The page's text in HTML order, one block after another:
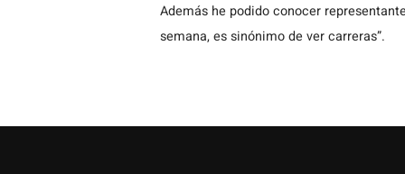
Además he podido conocer
semana, es sinónimo de ver carreras”.